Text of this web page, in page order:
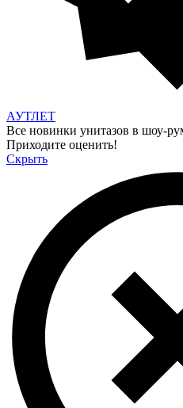
АУТЛЕТ
Все новинки унитазов в шоу-
Приходите оценить!
Скрыть